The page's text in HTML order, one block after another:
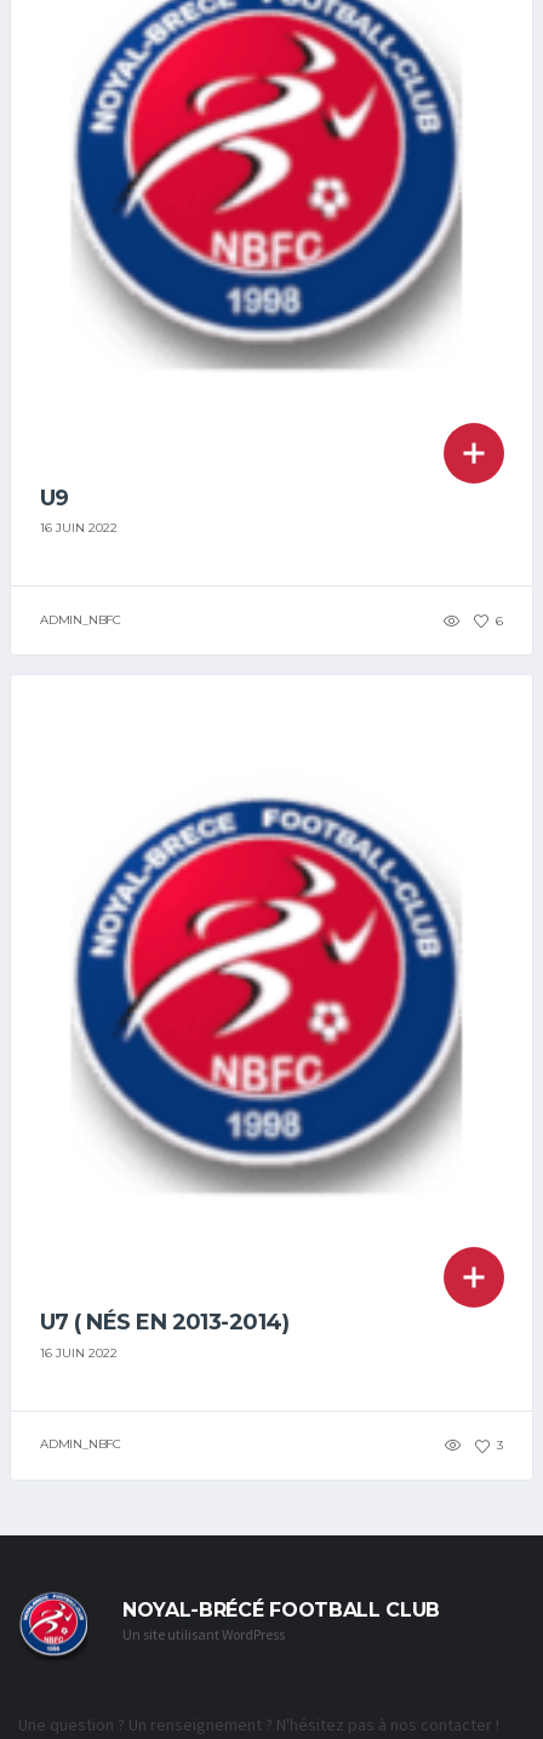
U9
16 JUIN 2022
ADMIN_NBFC 6
U7 ( NÉS EN 2013-2014)
16 JUIN 2022
ADMIN_NBFC 3
NOYAL-BRÉCÉ FOOTBALL CLUB
Un site utilisant WordPress
Une question ? Un renseignement ? N'hésitez pas à nos contacter !